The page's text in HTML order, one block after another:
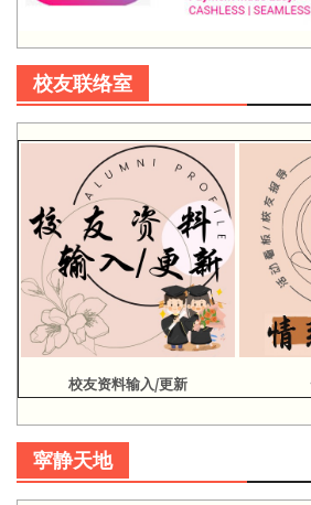
校友联络室
校友资料输入/更新
寜静天地